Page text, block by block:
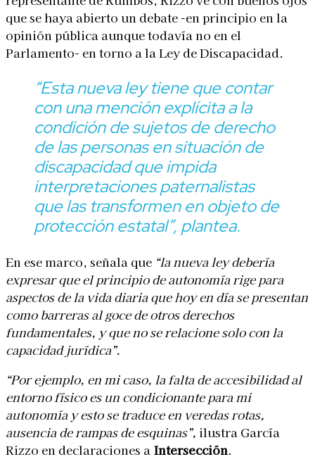
que se haya abierto un debate -en principio en la
opinión pública aunque todavía no en el
Parlamento- en torno a la Ley de Discapacidad.
“Esta nueva ley tiene que contar
con una mención explícita a la
condición de sujetos de derecho
de las personas en situación de
discapacidad que impida
interpretaciones paternalistas
que las transformen en objeto de
protección estatal”, plantea.
En ese marco, señala que “la nueva ley debería
expresar que el principio de autonomía rige para
aspectos de la vida diaria que hoy en día se presentan
como barreras al goce de otros derechos
fundamentales, y que no se relacione solo con la
capacidad jurídica”.
“Por ejemplo, en mi caso, la falta de accesibilidad al
entorno físico es un condicionante para mi
autonomía y esto se traduce en veredas rotas,
ausencia de rampas de esquinas”, ilustra García
Rizzo en declaraciones a Intersección.